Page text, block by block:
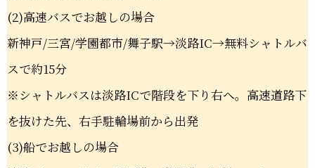
(2)高速バスでお越しの場合
新神戸/三宮/学園都市/舞子駅→淡路IC→無料シャトルバ
スで約15分
※シャトルバスは淡路ICで階段を下り右へ。高速道路下
を抜けた先、右手駐輪場前から出発
(3)船でお越しの場合